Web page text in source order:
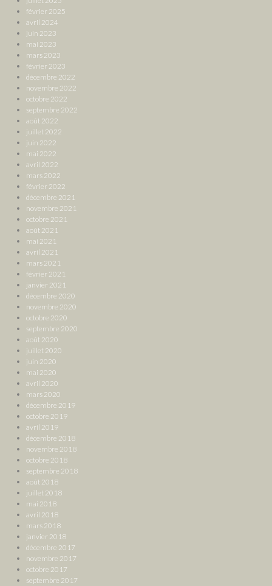
février 2025
avril 2024
juin 2023
mai 2023
mars 2023
février 2023
décembre 2022
novembre 2022
octobre 2022
septembre 2022
août 2022
juillet 2022
juin 2022
mai 2022
avril 2022
mars 2022
février 2022
décembre 2021
novembre 2021
octobre 2021
août 2021
mai 2021
avril 2021
mars 2021
février 2021
janvier 2021
décembre 2020
novembre 2020
octobre 2020
septembre 2020
août 2020
juillet 2020
juin 2020
mai 2020
avril 2020
mars 2020
décembre 2019
octobre 2019
avril 2019
décembre 2018
novembre 2018
octobre 2018
septembre 2018
août 2018
juillet 2018
mai 2018
avril 2018
mars 2018
janvier 2018
décembre 2017
novembre 2017
octobre 2017
septembre 2017